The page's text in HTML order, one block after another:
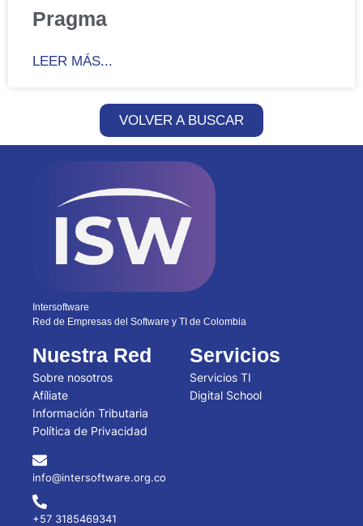
Pragma
LEER MÁS...
VOLVER A BUSCAR
Intersoftware
Red de Empresas del Software y TI de Colombia
Nuestra Red
Sobre nosotros
Afíliate
Información Tributaria
Política de Privacidad
Servicios
Servicios TI
Digital School
info@intersoftware.org.co
+57 3185469341